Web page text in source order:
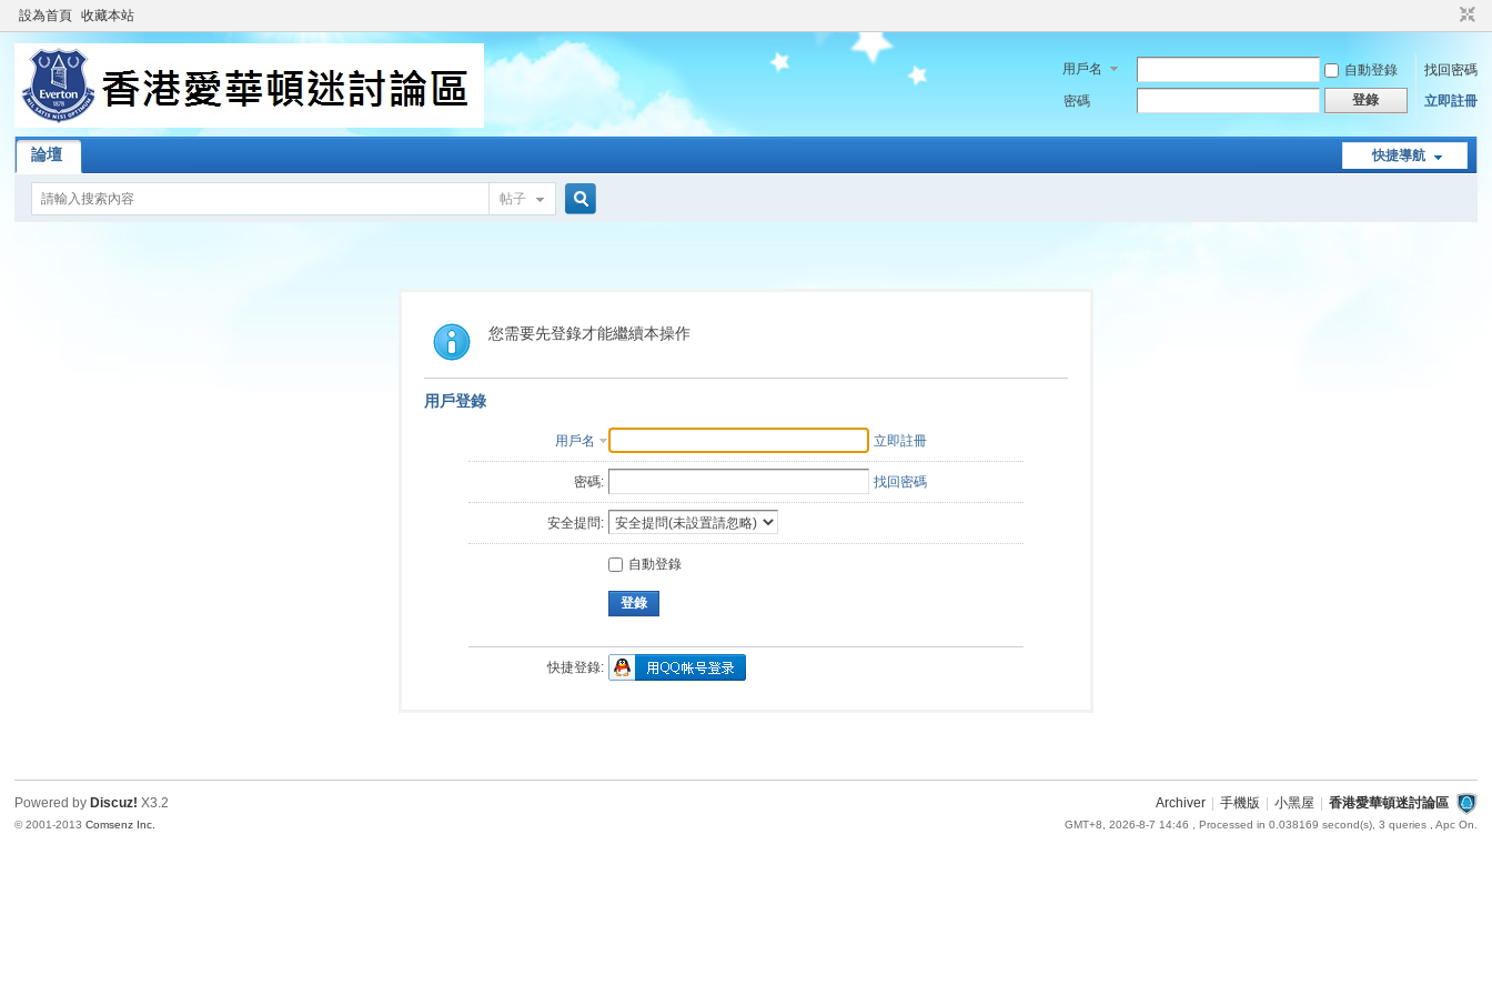
設為首頁 收藏本站
用戶名 自動登錄
找回密碼
密碼
登錄 立即註冊
快捷導航
論壇
帖子
索
您需要先登錄才能繼續本操作
用戶登錄
用戶名 立即註冊
密碼: 找回密碼
安全提問:
自動登錄
登錄
快捷登錄:
Archiver 手機版 小黑屋 香港愛華頓迷討論區
GMT+8, 2026-8-7 14:46 , Processed in 0.038169 second(s), 3 queries , Apc On.
Powered by Discuz! X3.2
© 2001-2013Comsenz Inc.